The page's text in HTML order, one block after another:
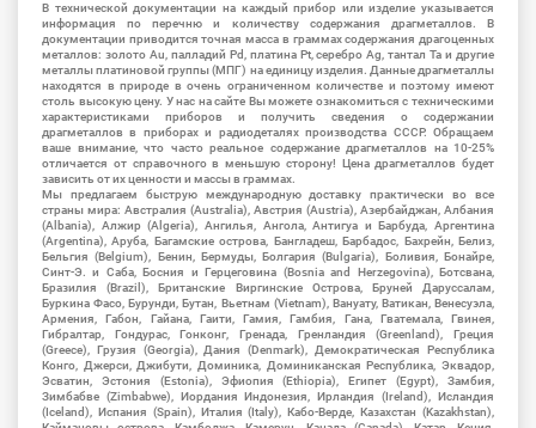
В технической документации на каждый прибор или изделие указывается
информация по перечню и количеству содержания драгметаллов. В
документации приводится точная масса в граммах содержания драгоценных
металлов: золото Au, палладий Pd, платина Pt, серебро Ag, тантал Ta и другие
металлы платиновой группы (МПГ) на единицу изделия. Данные драгметаллы
находятся в природе в очень ограниченном количестве и поэтому имеют
столь высокую цену. У нас на сайте Вы можете ознакомиться с техническими
характеристиками приборов и получить сведения о содержании
драгметаллов в приборах и радиодеталях производства СССР. Обращаем
ваше внимание, что часто реальное содержание драгметаллов на 10-25%
отличается от справочного в меньшую сторону! Цена драгметаллов будет
зависить от их ценности и массы в граммах.
Мы предлагаем быструю международную доставку практически во все
страны мира: Австралия (Australia), Австрия (Austria), Азербайджан, Албания
(Albania), Алжир (Algeria), Ангилья, Ангола, Антигуа и Барбуда, Аргентина
(Argentina), Аруба, Багамские острова, Бангладеш, Барбадос, Бахрейн, Белиз,
Бельгия (Belgium), Бенин, Бермуды, Болгария (Bulgaria), Боливия, Бонайре,
Синт-Э. и Саба, Босния и Герцеговина (Bosnia and Herzegovina), Ботсвана,
Бразилия (Brazil), Британские Виргинские Острова, Бруней Даруссалам,
Буркина Фасо, Бурунди, Бутан, Вьетнам (Vietnam), Вануату, Ватикан, Венесуэла,
Армения, Габон, Гайана, Гаити, Гамия, Гамбия, Гана, Гватемала, Гвинея,
Гибралтар, Гондурас, Гонконг, Гренада, Гренландия (Greenland), Греция
(Greece), Грузия (Georgia), Дания (Denmark), Демократическая Республика
Конго, Джерси, Джибути, Доминика, Доминиканская Республика, Эквадор,
Эсватин, Эстония (Estonia), Эфиопия (Ethiopia), Египет (Egypt), Замбия,
Зимбабве (Zimbabwe), Иордания Индонезия, Ирландия (Ireland), Исландия
(Iceland), Испания (Spain), Италия (Italy), Кабо-Верде, Казахстан (Kazakhstan),